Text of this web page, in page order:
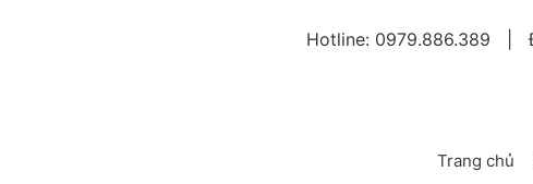
Hotline: 0979.886.389 |
Trang chủ